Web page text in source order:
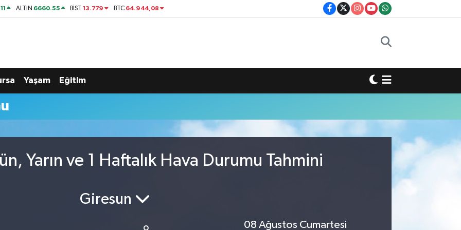
ALTIN 6660.55 BİST13.779 BTC 64.944,08
Yaşam Eğitim
Yarın ve 1 Haftalık Hava Durumu Tahmini
Giresun
08 Ağustos Cumartesi